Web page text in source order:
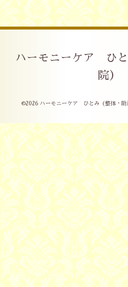
ハーモニーケア ひ
院）
©2026 ハーモニーケア ひとみ（整体・助